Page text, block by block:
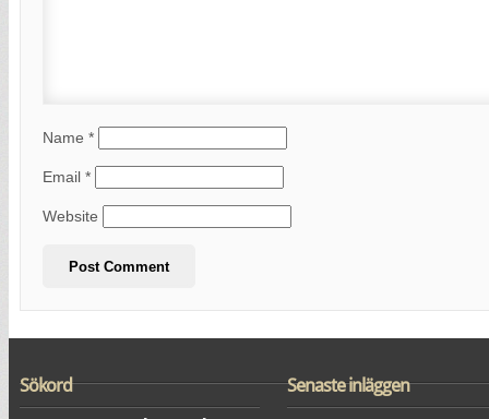
Name *
Email *
Website
Sökord Senaste inläggen